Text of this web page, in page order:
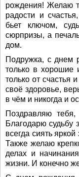
рождения! Желаю
радости и
бьет ключом,
сюрпризы, а
дом.
Подружка, с днем
только в хорошие
только от счастья
своё здоровье,
в чём и никогда и
Поздравляю
Благодарю судьбу
всегда сиять
Также желаю
делах и
жизни. И конечно